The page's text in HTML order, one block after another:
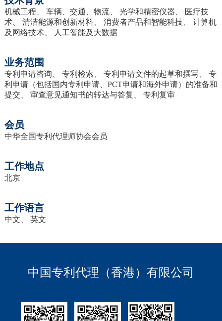
机械工程、 车辆、交通、物流、 光学和精密仪器、 医疗技
术、 清洁能源和创新材料、 消费者产品和智能科技、 计算机
及网络技术、 人工智能及大数据
业务范围
专利申请咨询、 专利检索、 专利申请文件的起草和撰写、 专
利申请（包括国内专利申请、PCT申请和海外申请）的准备和
提交、 审查意见通知书的转达与答复、 专利复审
会员
中华全国专利代理师协会会员
工作地点
北京
工作语言
中文、 英文
中国专利代理（香港）有限公司